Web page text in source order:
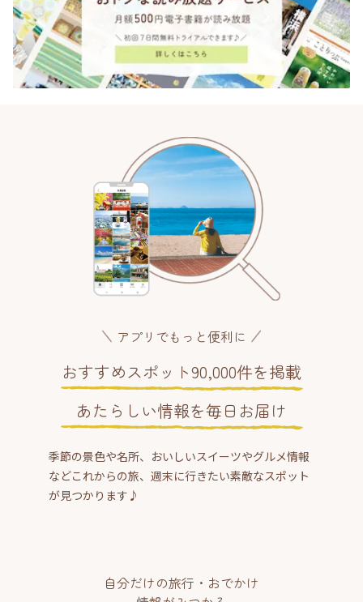
アプリでもっと便利に
おすすめスポット90,000件を掲載
あたらしい情報を毎日お届け
季節の景色や名所、おいしいスイーツやグルメ情報
などこれからの旅、週末に行きたい素敵なスポット
が見つかります♪
自分だけの旅行・おでかけ